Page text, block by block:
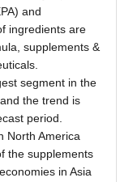
and
ingredients are
supplements &
segment in the
the trend is
period.
North America
the supplements
in Asia